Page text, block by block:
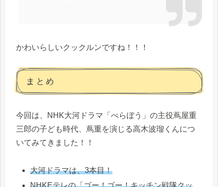
かわいらしいクックルンですね！！！
まとめ
今回は、NHK大河ドラマ「べらぼう」の主役蔦屋重
三郎の子ども時代、蔦重を演じる高木波瑠くんにつ
いてみてきました！！
大河ドラマは、3本目！